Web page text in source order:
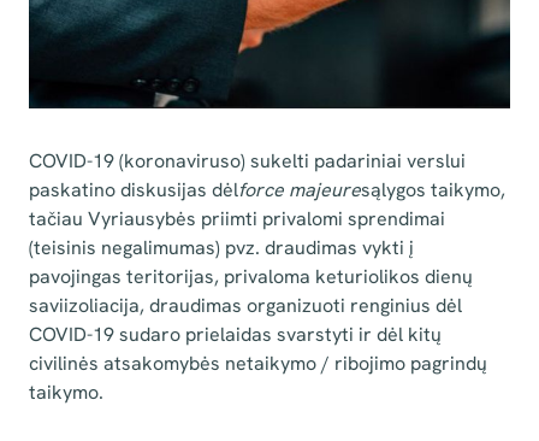
COVID-19 (koronaviruso) sukelti padariniai verslui
paskatino diskusijas dėlforce majeuresąlygos taikymo,
tačiau Vyriausybės priimti privalomi sprendimai
(teisinis negalimumas) pvz. draudimas vykti į
pavojingas teritorijas, privaloma keturiolikos dienų
saviizoliacija, draudimas organizuoti renginius dėl
COVID-19 sudaro prielaidas svarstyti ir dėl kitų
civilinės atsakomybės netaikymo / ribojimo pagrindų
taikymo.